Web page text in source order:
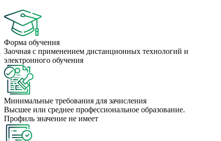
Форма обучения
Заочная с применением дистанционных технологий и
электронного обучения
Минимальные требования для зачисления
Высшее или среднее профессиональное образование.
Профиль значение не имеет